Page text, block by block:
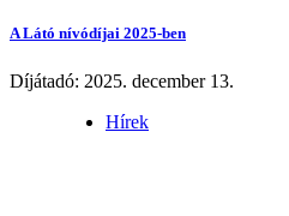
A Látó nívódíjai 2025-ben
Díjátadó: 2025. december 13.
Hírek